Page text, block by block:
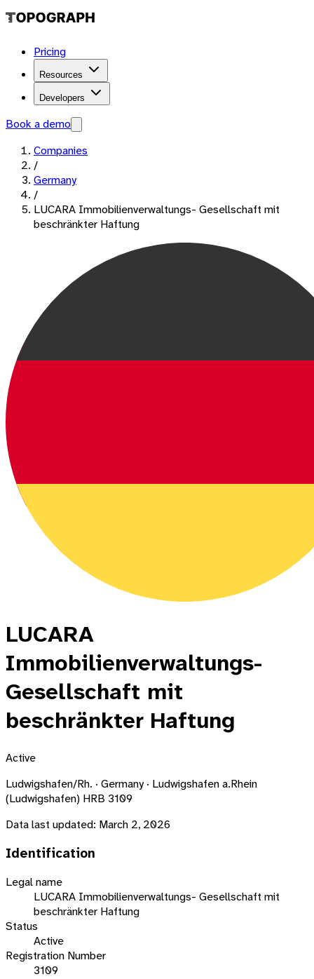
Pricing
Resources
Developers
Book a demo
Companies
/
Germany
/
LUCARA Immobilienverwaltungs- Gesellschaft mit
beschränkter Haftung
LUCARA
Immobilienverwaltungs-
Gesellschaft mit
beschränkter Haftung
Active
Ludwigshafen/Rh. · Germany · Ludwigshafen a.Rhein
(Ludwigshafen) HRB 3109
Data last updated: March 2, 2026
Identification
Legal name
LUCARA Immobilienverwaltungs- Gesellschaft mit
beschränkter Haftung
Status
Active
Registration Number
3109